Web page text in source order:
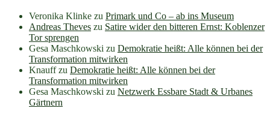
Veronika Klinke zu Primark und Co – ab ins Museum
Andreas Theves zu Satire wider den bitteren Ernst: Koblenzer
Tor sprengen
Gesa Maschkowski zu Demokratie heißt: Alle können bei der
Transformation mitwirken
Knauffzu Demokratie heißt: Alle können bei der
Transformation mitwirken
Gesa Maschkowski zu Netzwerk Essbare Stadt & Urbanes
Gärtnern